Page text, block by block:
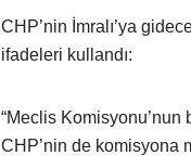
CHP’nin İmralı’ya
ifadeleri kullandı:
“Meclis Komisyonu’nun
CHP’nin de komisyona